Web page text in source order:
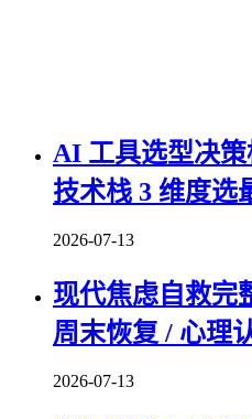
AI 工具选型决
技术栈 3 维度选
2026-07-13
现代焦虑自救完
周末恢复 / 心理
2026-07-13